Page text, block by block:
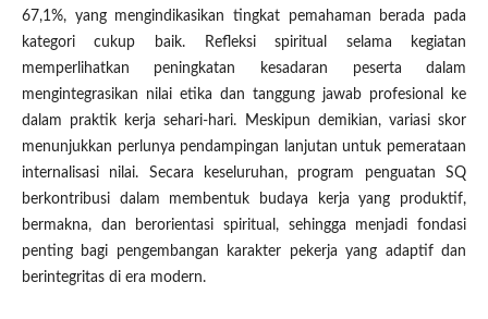
67,1%, yang mengindikasikan tingkat pemahaman berada pada
kategori cukup baik. Refleksi spiritual selama kegiatan
memperlihatkan peningkatan kesadaran peserta dalam
mengintegrasikan nilai etika dan tanggung jawab profesional ke
dalam praktik kerja sehari-hari. Meskipun demikian, variasi skor
menunjukkan perlunya pendampingan lanjutan untuk pemerataan
internalisasi nilai. Secara keseluruhan, program penguatan SQ
berkontribusi dalam membentuk budaya kerja yang produktif,
bermakna, dan berorientasi spiritual, sehingga menjadi fondasi
penting bagi pengembangan karakter pekerja yang adaptif dan
berintegritas di era modern.